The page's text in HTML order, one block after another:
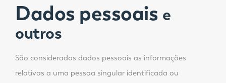
Dados pessoais e
outros
São considerados dados pessoais as informações
relativas a uma pessoa singular identificada ou